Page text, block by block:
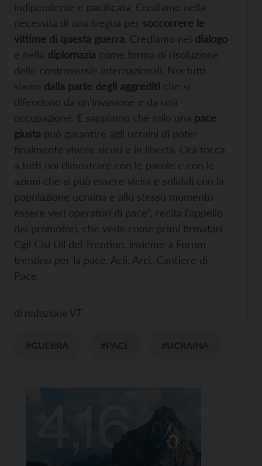
indipendente e pacificata. Crediamo nella
necessità di una tregua per soccorrere le
vittime di questa guerra. Crediamo nel dialogo
e nella diplomazia come forma di risoluzione
delle controversie internazionali. Noi tutti
siamo dalla parte degli aggrediti che si
difendono da un’invasione e da una
occupazione. E sappiamo che solo una pace
giusta può garantire agli ucraini di poter
finalmente vivere sicuri e in libertà. Ora tocca
a tutti noi dimostrare con le parole e con le
azioni che si può essere vicini e solidali con la
popolazione ucraina e allo stesso momento
essere veri operatori di pace”, recita l’appello
dei promotori, che vede come primi firmatari
Cgil Cisl Uil del Trentino, insieme a Forum
trentino per la pace, Acli, Arci, Cantiere di
Pace.
di redazione VT
#GUERRA #PACE #UCRAINA